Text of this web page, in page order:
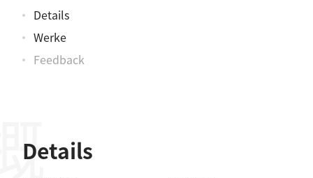
Details
Werke
Feedback
Details